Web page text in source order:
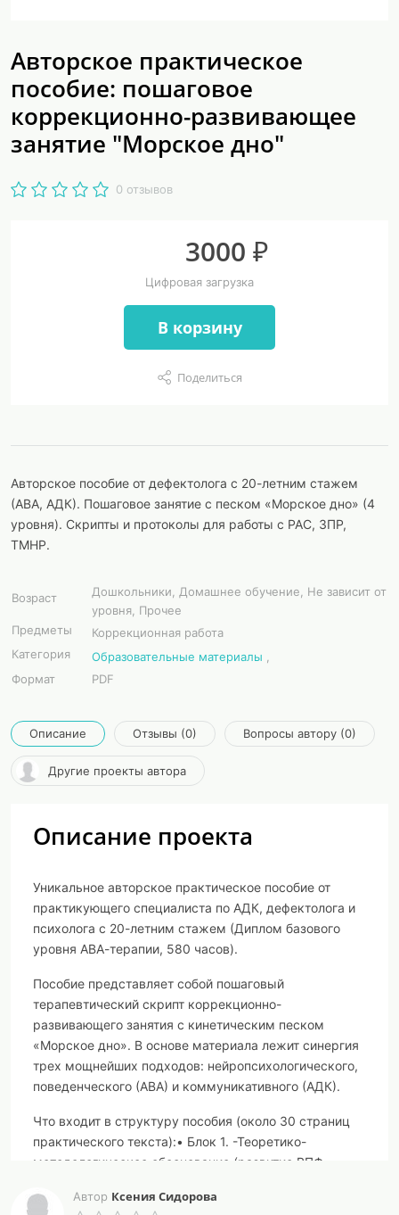
Авторское практическое
пособие: пошаговое
коррекционно-развивающее
занятие "Морское дно"
0 отзывов
3000 ₽
Цифровая загрузка
В корзину
Поделиться
Авторское пособие от дефектолога с 20-летним стажем
(АВА, АДК). Пошаговое занятие с песком «Морское дно» (4
уровня). Скрипты и протоколы для работы с РАС, ЗПР,
ТМНР.
Возраст
Дошкольники, Домашнее обучение, Не зависит от
уровня, Прочее
Предметы
Коррекционная работа
Категория
Образовательные материалы ,
Формат
PDF
Описание Отзывы (0) Вопросы автору (0)
Другие проекты автора
Описание проекта
Уникальное авторское практическое пособие от
практикующего специалиста по АДК, дефектолога и
психолога с 20-летним стажем (Диплом базового
уровня АВА-терапии, 580 часов).
Пособие представляет собой пошаговый
терапевтический скрипт коррекционно-
развивающего занятия с кинетическим песком
«Морское дно». В основе материала лежит синергия
трех мощнейших подходов: нейропсихологического,
поведенческого (АВА) и коммуникативного (АДК).
Что входит в структуру пособия (около 30 страниц
практического текста):• Блок 1. -Теоретико-
методологическое обоснование (развитие ВПФ,
А.Р. Лурия).
Автор Ксения Сидорова